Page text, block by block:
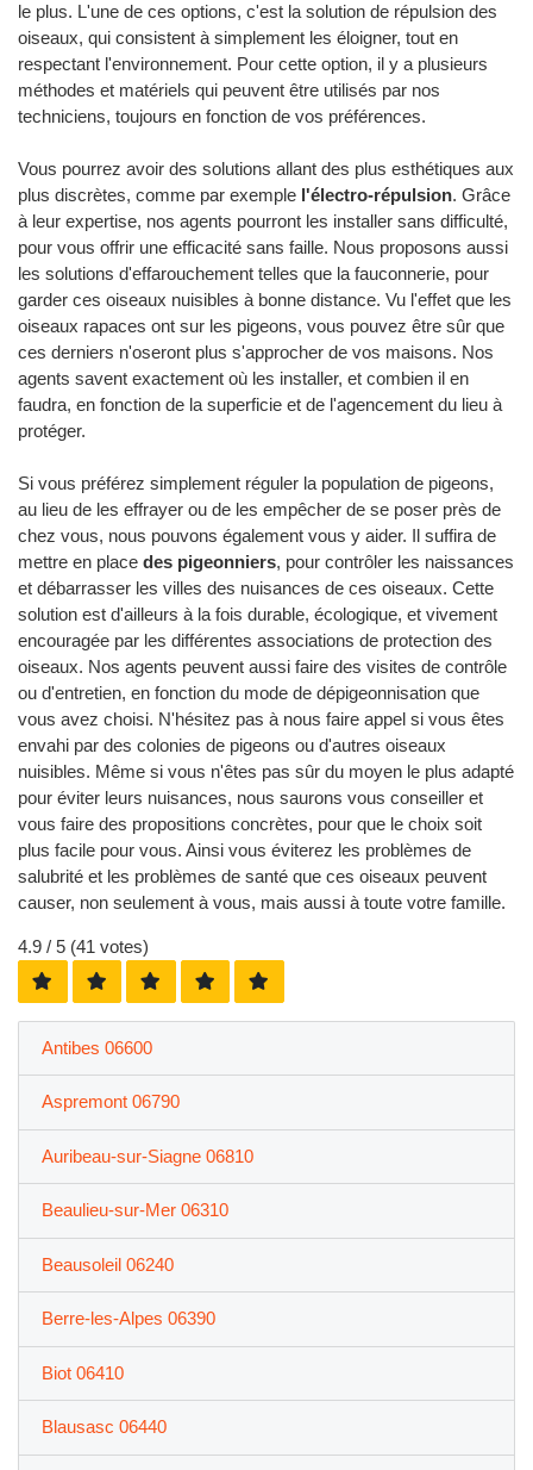
le plus. L'une de ces options, c'est la solution de répulsion des
oiseaux, qui consistent à simplement les éloigner, tout en
respectant l'environnement. Pour cette option, il y a plusieurs
méthodes et matériels qui peuvent être utilisés par nos
techniciens, toujours en fonction de vos préférences.
Vous pourrez avoir des solutions allant des plus esthétiques aux
plus discrètes, comme par exemple l'électro-répulsion. Grâce
à leur expertise, nos agents pourront les installer sans difficulté,
pour vous offrir une efficacité sans faille. Nous proposons aussi
les solutions d'effarouchement telles que la fauconnerie, pour
garder ces oiseaux nuisibles à bonne distance. Vu l'effet que les
oiseaux rapaces ont sur les pigeons, vous pouvez être sûr que
ces derniers n'oseront plus s'approcher de vos maisons. Nos
agents savent exactement où les installer, et combien il en
faudra, en fonction de la superficie et de l'agencement du lieu à
protéger.
Si vous préférez simplement réguler la population de pigeons,
au lieu de les effrayer ou de les empêcher de se poser près de
chez vous, nous pouvons également vous y aider. Il suffira de
mettre en place des pigeonniers, pour contrôler les naissances
et débarrasser les villes des nuisances de ces oiseaux. Cette
solution est d'ailleurs à la fois durable, écologique, et vivement
encouragée par les différentes associations de protection des
oiseaux. Nos agents peuvent aussi faire des visites de contrôle
ou d'entretien, en fonction du mode de dépigeonnisation que
vous avez choisi. N'hésitez pas à nous faire appel si vous êtes
envahi par des colonies de pigeons ou d'autres oiseaux
nuisibles. Même si vous n'êtes pas sûr du moyen le plus adapté
pour éviter leurs nuisances, nous saurons vous conseiller et
vous faire des propositions concrètes, pour que le choix soit
plus facile pour vous. Ainsi vous éviterez les problèmes de
salubrité et les problèmes de santé que ces oiseaux peuvent
causer, non seulement à vous, mais aussi à toute votre famille.
4.9 / 5 (41 votes)
Antibes 06600
Aspremont 06790
Auribeau-sur-Siagne 06810
Beaulieu-sur-Mer 06310
Beausoleil 06240
Berre-les-Alpes 06390
Biot 06410
Blausasc 06440